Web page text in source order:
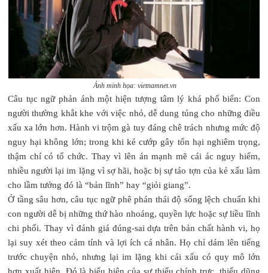
Ảnh minh họa: vietnamnet.vn
Câu tục ngữ phản ánh một hiện tượng tâm lý khá phổ biến: Con
người thường khắt khe với việc nhỏ, dễ dung túng cho những điều
xấu xa lớn hơn. Hành vi trộm gà tuy đáng chê trách nhưng mức độ
nguy hại không lớn; trong khi kẻ cướp gây tổn hại nghiêm trọng,
thậm chí có tổ chức. Thay vì lên án mạnh mẽ cái ác nguy hiểm,
nhiều người lại im lặng vì sợ hãi, hoặc bị sự táo tợn của kẻ xấu làm
cho lầm tưởng đó là “bản lĩnh” hay “giỏi giang”.
Ở tầng sâu hơn, câu tục ngữ phê phán thái độ sống lệch chuẩn khi
con người dễ bị những thứ hào nhoáng, quyền lực hoặc sự liều lĩnh
chi phối. Thay vì đánh giá đúng-sai dựa trên bản chất hành vi, họ
lại suy xét theo cảm tính và lợi ích cá nhân. Họ chỉ dám lên tiếng
trước chuyện nhỏ, nhưng lại im lặng khi cái xấu có quy mô lớn